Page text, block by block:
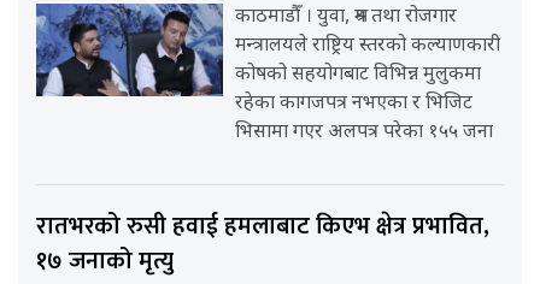
काठमाडौँ । युवा, श्रम तथा रोजगार
मन्त्रालयले राष्ट्रिय स्तरको कल्याणकारी
कोषको सहयोगबाट विभिन्न मुलुकमा
रहेका कागजपत्र नभएका र भिजिट
भिसामा गएर अलपत्र परेका १५५ जना
रातभरको रुसी हवाई हमलाबाट किएभ क्षेत्र प्रभावित,
१७ जनाको मृत्यु